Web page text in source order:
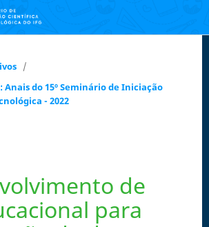
/
Anais do 15º Seminário de Iniciação
- 2022
de
para